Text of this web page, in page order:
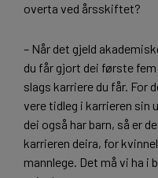
overta ved årsskiftet?
– Når det gjeld
du får gjort dei første
slags karriere du får. For
vere tidleg i karrieren sin
dei også har barn, så er
karrieren deira, for
mannlege. Det må vi ha i